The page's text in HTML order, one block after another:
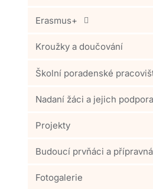
Erasmus+
Kroužky a doučování
Školní poradenské
Nadaní žáci a jejich podpora
Projekty
Budoucí prvňáci a
Fotogalerie